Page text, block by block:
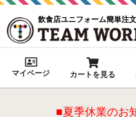
飲食店ユニフォーム簡単注文
マイページ カートを見る
■夏季休業のお